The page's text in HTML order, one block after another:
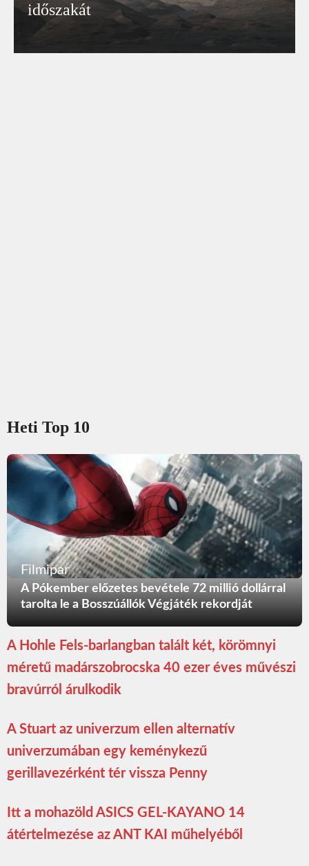
időszakát
Heti Top 10
Filmipar
A Pókember előzetes bevétele 72 millió dollárral
tarolta le a Bosszúállók Végjáték rekordját
A Hohle Fels-barlangban talált két, körömnyi
méretű madárszobrocska 40 ezer éves művészi
bravúrról árulkodik
A Stuart az univerzum ellen alternatív
univerzumában egy keménykezű
gerillavezérként tér vissza Penny
Itt a mohazöld ASICS GEL-KAYANO 14
átértelmezése az ANT KAI műhelyéből